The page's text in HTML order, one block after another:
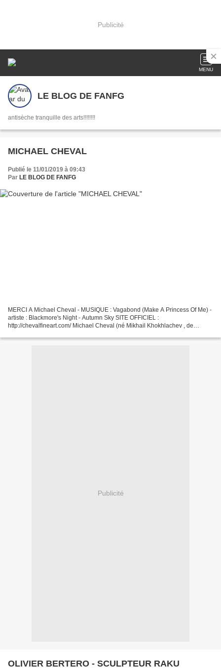
Publicité
MENU
LE BLOG DE FANFG
antisèche tranquille des arts!!!!!!!!
MICHAEL CHEVAL
Publié le 11/01/2019 à 09:43
Par LE BLOG DE FANFG
MERCI A Michael Cheval - MUSIQUE : Vagabond (Make A Princess Of Me) -
artiste : Blackmore's Night - Autumn Sky SITE OFFICIEL :
http://chevalfineart.com/ Michael Cheval (né Mikhail Khokhlachev , de
Publicité
OLIVIER BERTERO - SCULPTEUR RAKU